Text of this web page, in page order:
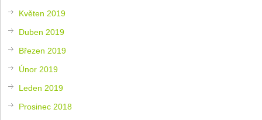
Květen 2019
Duben 2019
Březen 2019
Únor 2019
Leden 2019
Prosinec 2018